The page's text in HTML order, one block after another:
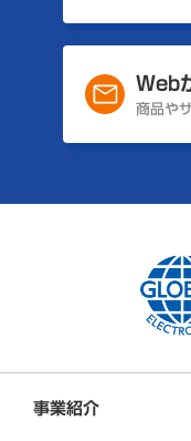
Web
商品や
事業紹介